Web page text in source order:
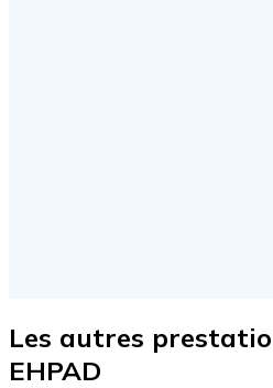
Les autres
EHPAD